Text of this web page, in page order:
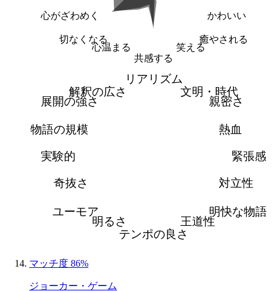
かわいい
癒やされる
笑える
共感する
心温まる
切なくなる
心がざわめく
リアリズム
文明・時代
親密さ
熱血
緊張感
対立性
明快な物語
王道性
テンポの良さ
明るさ
ユーモア
奇抜さ
実験的
物語の規模
展開の強さ
解釈の広さ
マッチ度 86%
ジョーカー・ゲーム